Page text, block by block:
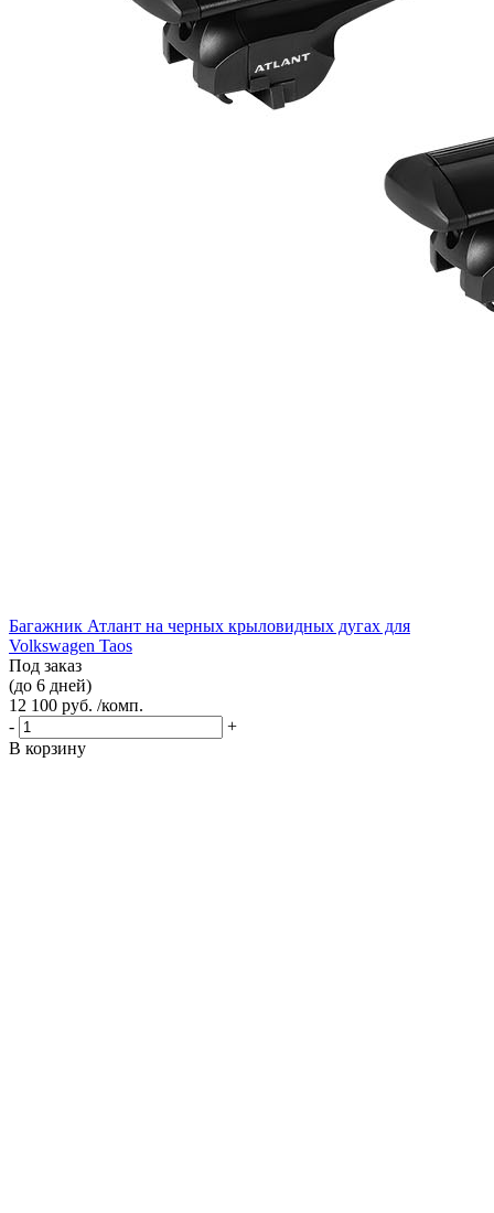
Багажник Атлант на черных крыловидных дугах для
Volkswagen Taos
Под заказ
(до 6 дней)
12 100 руб. /комп.
-
+
В корзину